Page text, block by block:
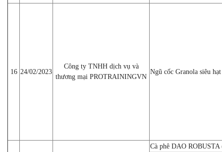
16 24/02/2023
Công ty TNHH dịch vụ và
thương mại PROTRAININGVN
Ngũ cốc Granola siêu hạt
Cà phê DAO ROBUSTA